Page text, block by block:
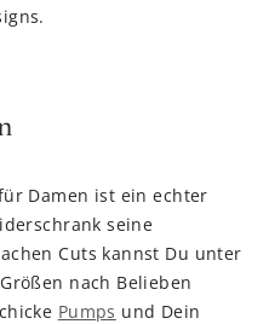
Damen ist ein echter
seine
Cuts kannst Du unter
nach Belieben
Pumps und Dein